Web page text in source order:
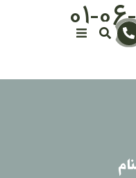
گزارش – 2026-06-01